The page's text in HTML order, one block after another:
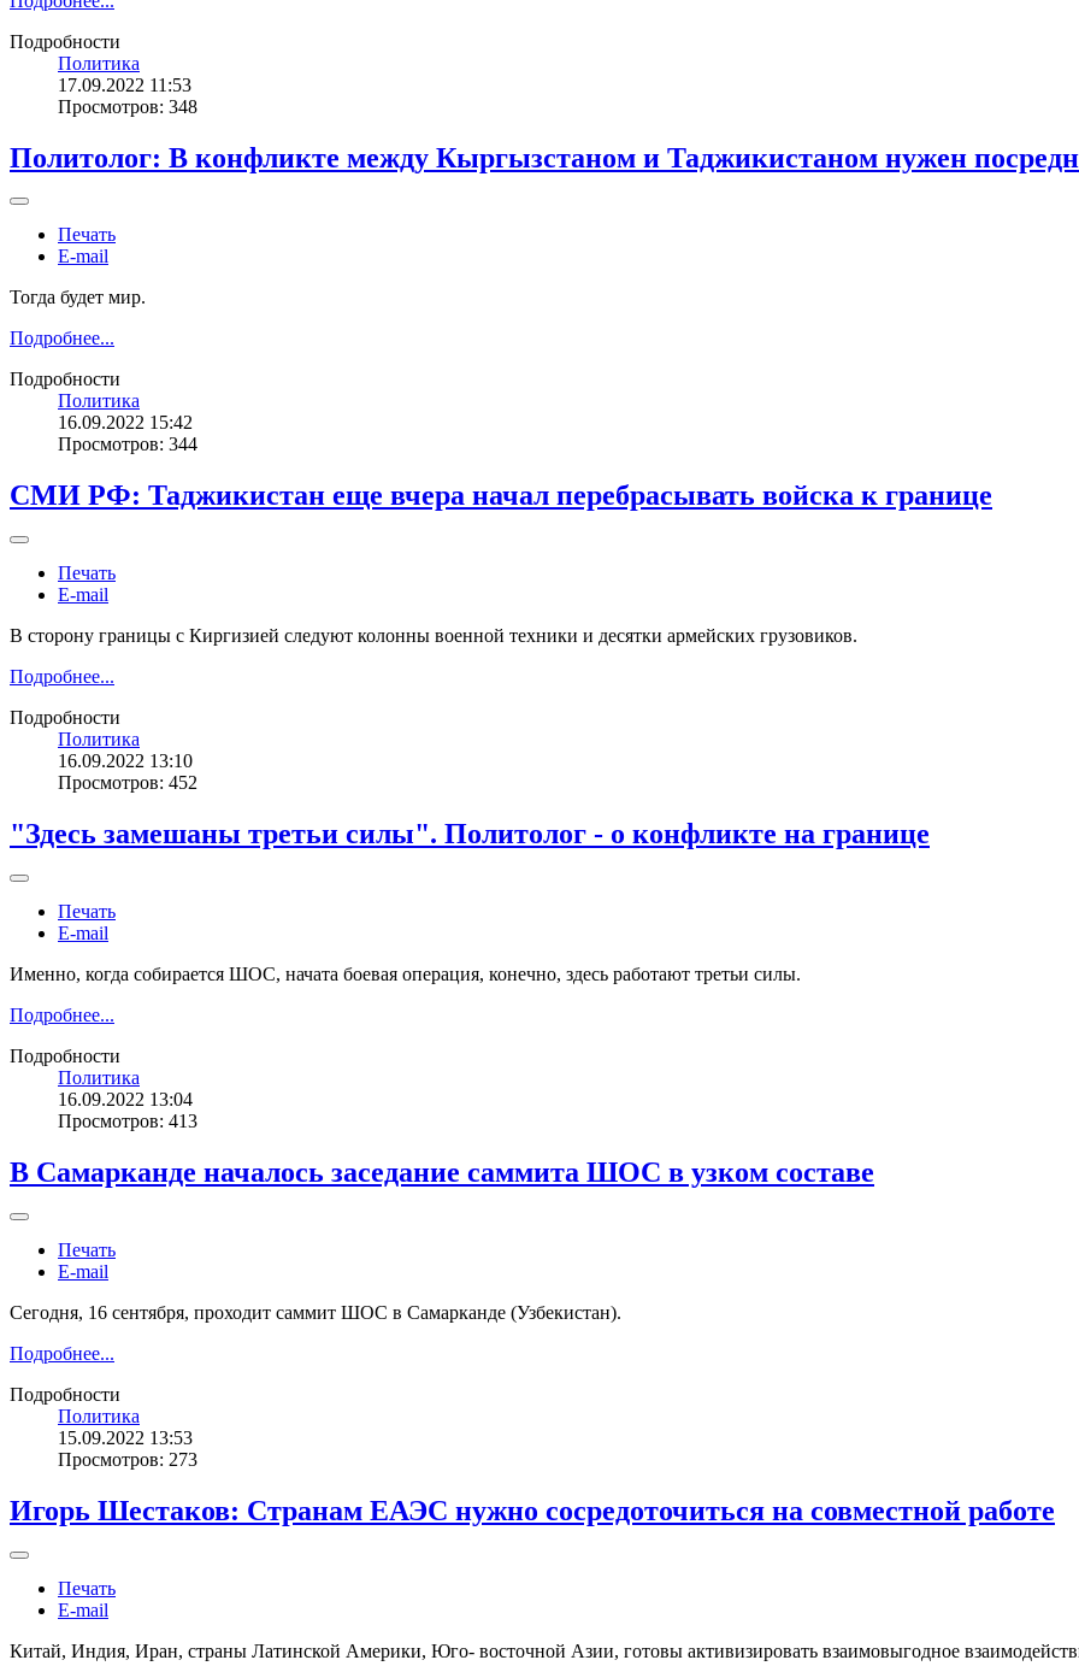
Подробности
Политика
17.09.2022 11:53
Просмотров: 348
Политолог: В конфликте между Кыргызстаном и Таджикистаном нужен
Печать
E-mail
Тогда будет мир.
Подробнее...
Подробности
Политика
16.09.2022 15:42
Просмотров: 344
СМИ РФ: Таджикистан еще вчера начал перебрасывать войска к границе
Печать
E-mail
В сторону границы с Киргизией следуют колонны военной техники и десятки армейских грузовиков.
Подробнее...
Подробности
Политика
16.09.2022 13:10
Просмотров: 452
"Здесь замешаны третьи силы". Политолог - о конфликте на границе
Печать
E-mail
Именно, когда собирается ШОС, начата боевая операция, конечно, здесь работают третьи силы.
Подробнее...
Подробности
Политика
16.09.2022 13:04
Просмотров: 413
В Самарканде началось заседание саммита ШОС в узком составе
Печать
E-mail
Сегодня, 16 сентября, проходит саммит ШОС в Самарканде (Узбекистан).
Подробнее...
Подробности
Политика
15.09.2022 13:53
Просмотров: 273
Игорь Шестаков: Странам ЕАЭС нужно сосредоточиться на совместной работе
Печать
E-mail
Китай, Индия, Иран, страны Латинской Америки, Юго- восточной Азии, готовы активизировать взаимовыгодное